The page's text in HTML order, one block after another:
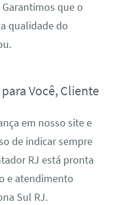
que o
qualidade do
Você, Cliente
em nosso site e
de indicar sempre
RJ está pronta
e atendimento
Sul RJ.